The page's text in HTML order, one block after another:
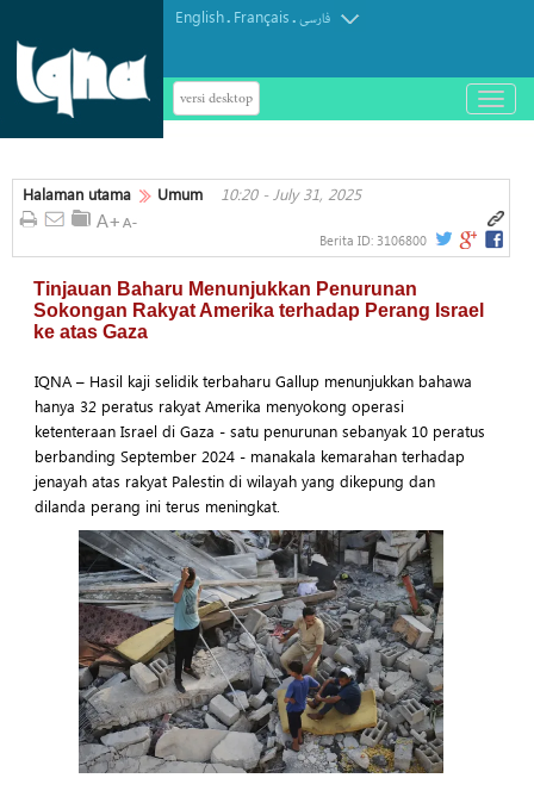
English. Français.فارسی
versi desktop
باز
و
کردن
Halaman utama Umum 10:20 - July 31, 2025
Berita ID: 3106800
Tinjauan Baharu Menunjukkan Penurunan
Sokongan Rakyat Amerika terhadap Perang Israel
ke atas Gaza
IQNA – Hasil kaji selidik terbaharu Gallup menunjukkan bahawa
hanya 32 peratus rakyat Amerika menyokong operasi
ketenteraan Israel di Gaza - satu penurunan sebanyak 10 peratus
berbanding September 2024 - manakala kemarahan terhadap
jenayah atas rakyat Palestin di wilayah yang dikepung dan
dilanda perang ini terus meningkat.